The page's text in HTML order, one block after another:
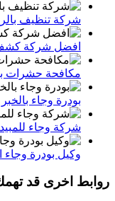
شركة تنظيف بالرياض 0556501701 كلــين لايــن خصم 39% تنظيف وتعقيم
افضل شركة كشف تسربات المياه
مكافحة حشرات بالرياض 055650170 خصم 39% القضاء
بودرة وجاء بالخبر
شركة وجاء
وكيل بودرة وجاء
روابط اخرى قد